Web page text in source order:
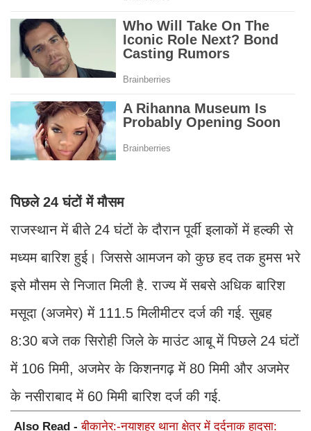
पिछले 24 घंटों में मौसम
राजस्थान में बीते 24 घंटों के दौरान पूर्वी इलाकों में हल्की से
मध्यम बारिश हुई। जिससे आमजन को कुछ हद तक हुमस भरे
इसे मौसम से निजात मिली है. राज्य में सबसे अधिक बारिश
मसूदा (अजमेर) में 111.5 मिलीमीटर दर्ज की गई. सुबह
8:30 बजे तक सिरोही जिले के माउंट आबू में पिछले 24 घंटों
में 106 मिमी, अजमेर के किशनगढ़ में 80 मिमी और अजमेर
के नसीराबाद में 60 मिमी बारिश दर्ज की गई.
Also Read -बीकानेर:-नयाशहर थाना क्षेत्र में दर्दनाक हादसा: